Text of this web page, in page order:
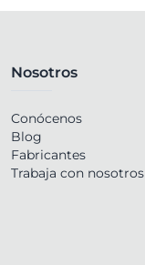
Nosotros
Conócenos
Blog
Fabricantes
Trabaja con nosotros